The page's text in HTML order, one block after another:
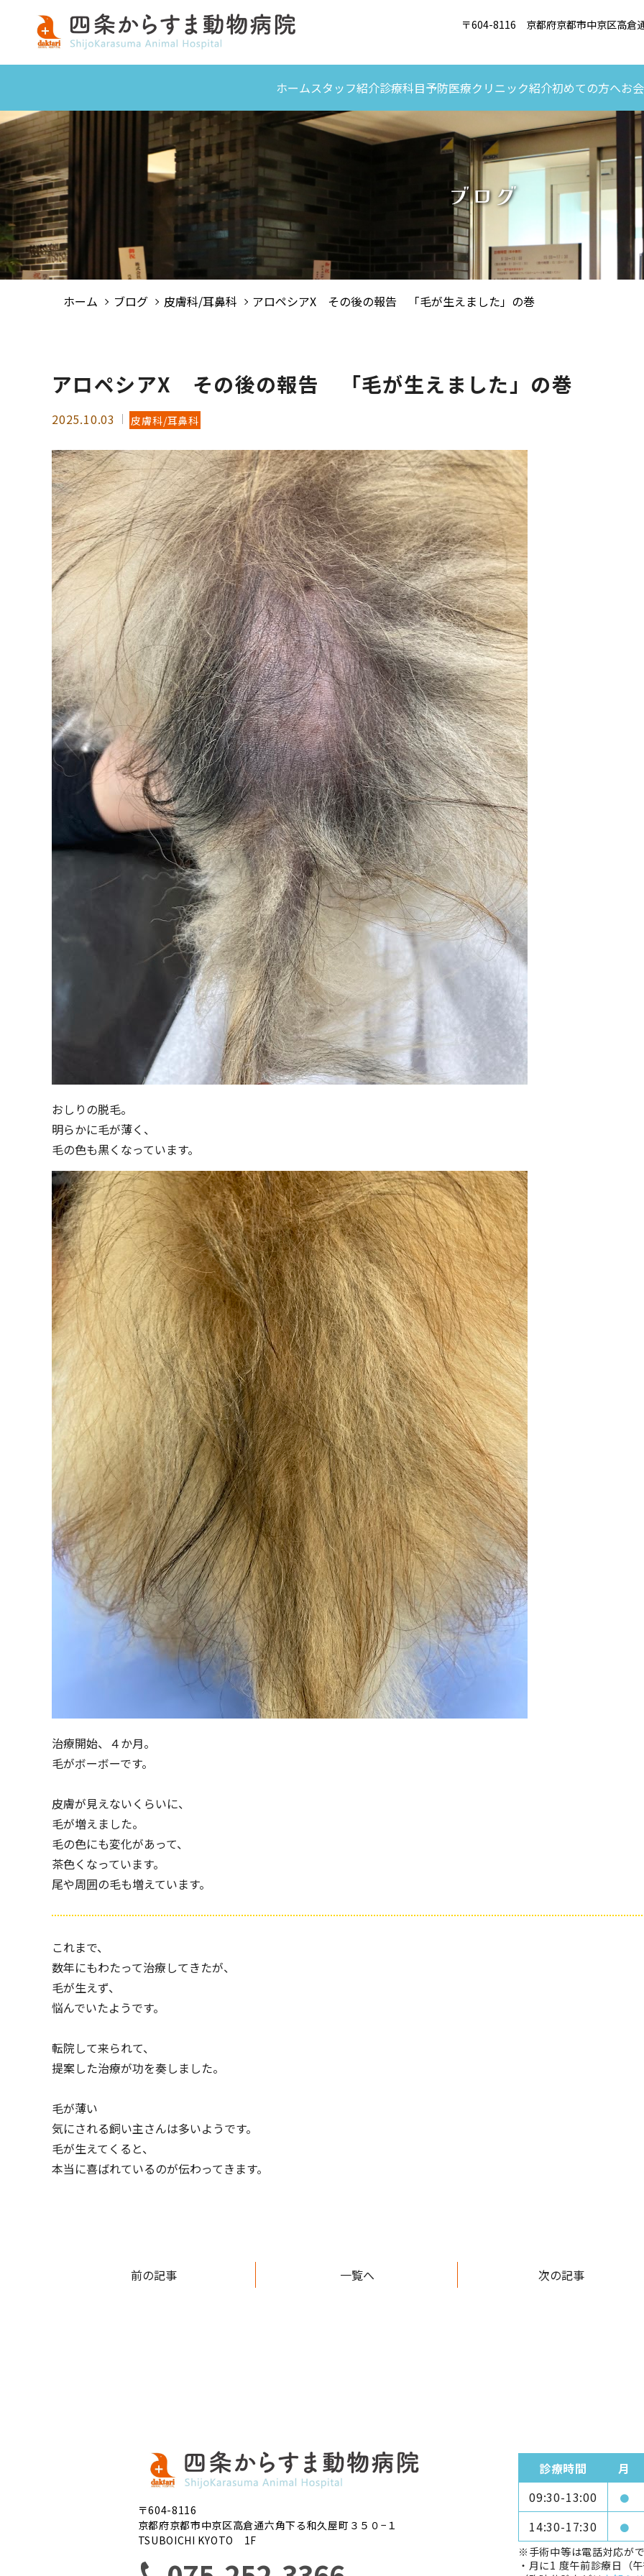
〒604-8116 京都府京都市中京区高倉
ホームスタッフ紹介診療科目予防医療クリニック紹介初めての方へお
ブログ
ホーム ブログ 皮膚科/耳鼻科 アロペシアX その後の報告 「毛が生えました」の巻
アロペシアX その後の報告 「毛が生えました」の巻
2025.10.03 皮膚科/耳鼻科
おしりの脱毛。
明らかに毛が薄く、
毛の色も黒くなっています。
治療開始、４か月。
毛がボーボーです。
皮膚が見えないくらいに、
毛が増えました。
毛の色にも変化があって、
茶色くなっています。
尾や周囲の毛も増えています。
これまで、
数年にもわたって治療してきたが、
毛が生えず、
悩んでいたようです。
転院して来られて、
提案した治療が功を奏しました。
毛が薄い
気にされる飼い主さんは多いようです。
毛が生えてくると、
本当に喜ばれているのが伝わってきます。
前の記事 一覧へ 次の記事
〒604-8116
京都府京都市中京区高倉通六角下る和久屋町３５０−１
TSUBOICHI KYOTO 1F
診療時間 月
09:30-13:00
●
14:30-17:30 ●
※手術中等は電話対応が
・月に1 度午前診療日（